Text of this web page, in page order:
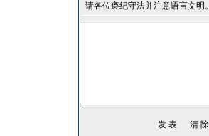
请各位遵纪守法并注意语言文明。